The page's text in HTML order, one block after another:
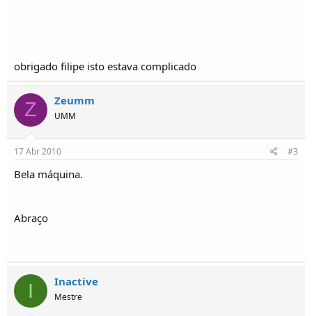
p
i
c
o
s
obrigado filipe isto estava complicado
Z Zeumm
UMM
17 Abr 2010 #3
Bela máquina.
Abraço
I Inactive
Mestre